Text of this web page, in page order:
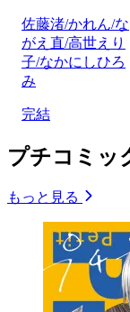
佐藤渚/かれん/な
がえ直/高世えり
子/なかにしひろ
み
完結
プチコミッ
もっと見る